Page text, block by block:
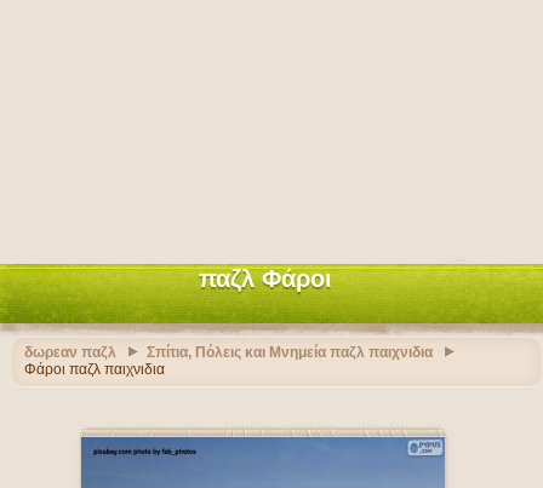
παζλ Φάροι
δωρεαν παζλ
Σπίτια, Πόλεις και Μνημεία παζλ παιχνιδια
Φάροι παζλ παιχνιδια